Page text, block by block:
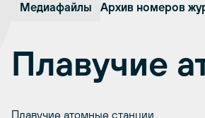
Медиафайлы Архив номеров
Плавучие
Плавучие атомные станции